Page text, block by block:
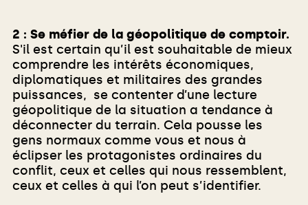
2 : Se méfier de la géopolitique de comptoir.
S'il est certain qu’il est souhaitable de mieux
comprendre les intérêts économiques,
diplomatiques et militaires des grandes
puissances, se contenter d’une lecture
géopolitique de la situation a tendance à
déconnecter du terrain. Cela pousse les
gens normaux comme vous et nous à
éclipser les protagonistes ordinaires du
conflit, ceux et celles qui nous ressemblent,
ceux et celles à qui l’on peut s’identifier.